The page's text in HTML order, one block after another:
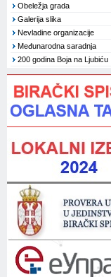
Obeležja grada
Galerija slika
Nevladine organizacije
Međunarodna saradnja
200 godina Boja na Ljubiću